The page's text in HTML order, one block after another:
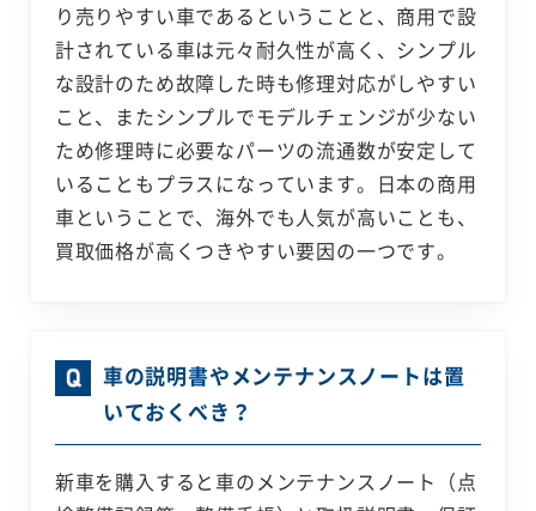
り売りやすい車であるということと、商用で設
計されている車は元々耐久性が高く、シンプル
な設計のため故障した時も修理対応がしやすい
こと、またシンプルでモデルチェンジが少ない
ため修理時に必要なパーツの流通数が安定して
いることもプラスになっています。日本の商用
車ということで、海外でも人気が高いことも、
買取価格が高くつきやすい要因の一つです。
車の説明書やメンテナンスノートは置
いておくべき？
新車を購入すると車のメンテナンスノート（点